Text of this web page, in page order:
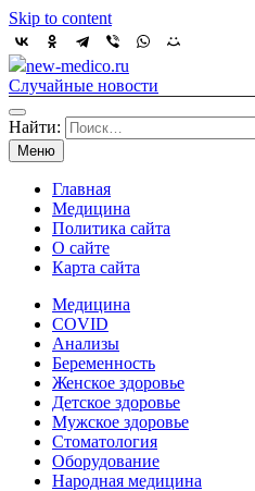
Skip to content
new-medico.ru
Случайные новости
Найти:
Меню
Главная
Медицина
Политика сайта
О сайте
Карта сайта
Медицина
COVID
Анализы
Беременность
Женское здоровье
Детское здоровье
Мужское здоровье
Стоматология
Оборудование
Народная медицина